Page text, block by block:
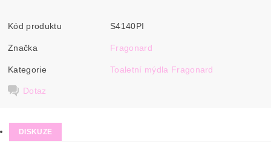
Kód produktu S4140PI
Značka Fragonard
Kategorie Toaletní mýdla Fragonard
Dotaz
DISKUZE